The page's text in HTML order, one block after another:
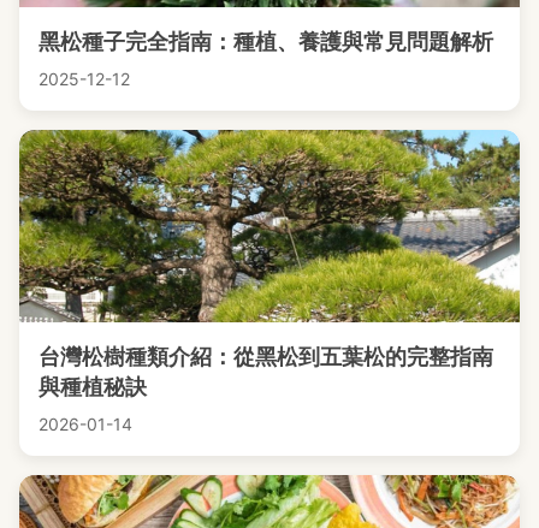
黑松種子完全指南：種植、養護與常見問題解析
2025-12-12
台灣松樹種類介紹：從黑松到五葉松的完整指南
與種植秘訣
2026-01-14